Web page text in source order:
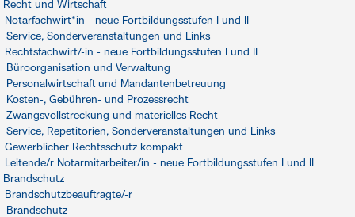
Recht und Wirtschaft
Notarfachwirt*in - neue Fortbildungsstufen I und II
Service, Sonderveranstaltungen und Links
Rechtsfachwirt/-in - neue Fortbildungsstufen I und II
Büroorganisation und Verwaltung
Personalwirtschaft und Mandantenbetreuung
Kosten-, Gebühren- und Prozessrecht
Zwangsvollstreckung und materielles Recht
Service, Repetitorien, Sonderveranstaltungen und Links
Gewerblicher Rechtsschutz kompakt
Leitende/r Notarmitarbeiter/in - neue Fortbildungsstufen I und II
Brandschutz
Brandschutzbeauftragte/-r
Brandschutz